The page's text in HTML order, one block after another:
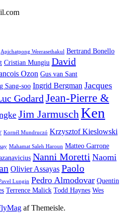
Apichatpong Weerasethakul Bertrand Bonello
Cristian Mungiu David
Ozon Gus van Sant
Sang-soo Ingrid Bergman Jacques
Godard Jean-Pierre &
Jim JarmuschKen
Kornél Mundruczó Krzysztof Kieslowski
Mahamat Saleh Haroun Matteo Garrone
Nanni Moretti Naomi
Olivier Assayas Paolo
Lungin Pedro Almodovar Quentin
Terrence Malick Todd Haynes Wes
af Themeisle.